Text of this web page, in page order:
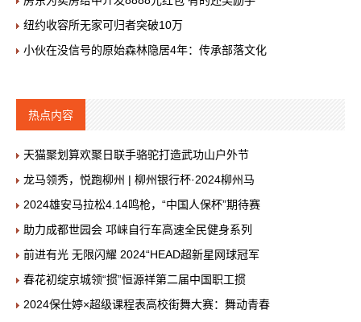
纽约收容所无家可归者突破10万
小伙在没信号的原始森林隐居4年：传承部落文化
热点内容
天猫聚划算欢聚日联手骆驼打造武功山户外节
龙马领秀，悦跑柳州 | 柳州银行杯·2024柳州马
2024雄安马拉松4.14鸣枪，“中国人保杯”期待赛
助力成都世园会 邛崃自行车高速全民健身系列
前进有光 无限闪耀 2024“HEAD超新星网球冠军
春花初绽京城领“掼”恒源祥第二届中国职工掼
2024保仕婷×超级课程表高校街舞大赛：舞动青春